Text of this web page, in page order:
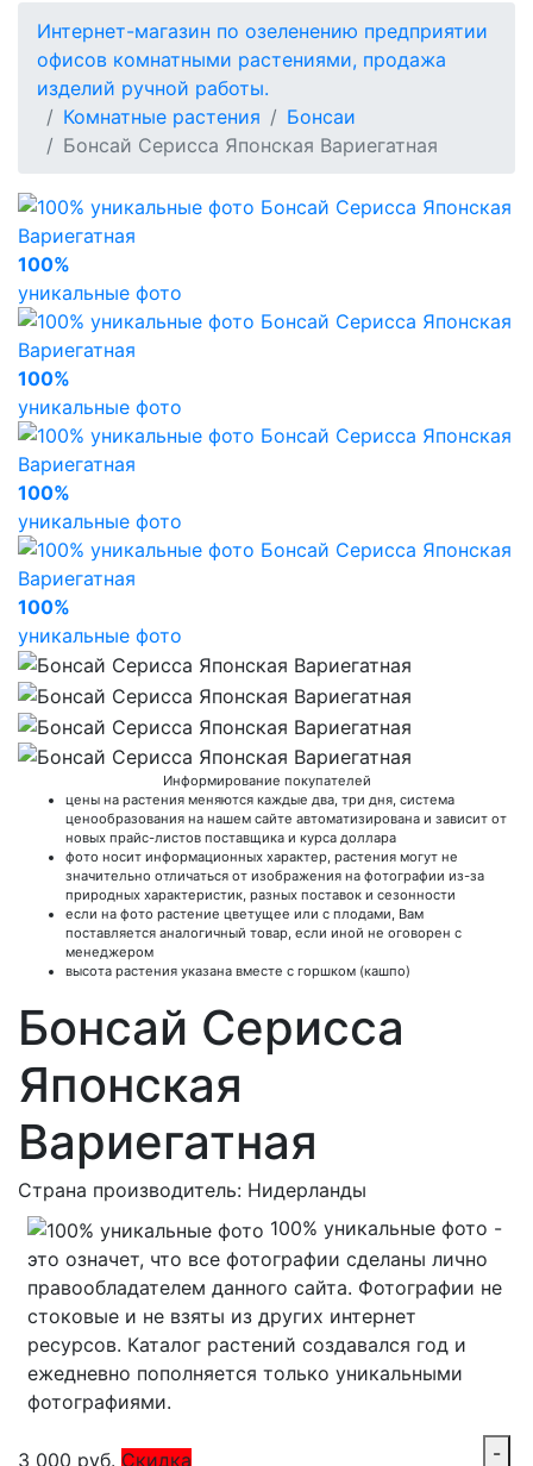
Интернет-магазин по озеленению предприятии
офисов комнатными растениями, продажа
изделий ручной работы.
Комнатные растения
Бонсаи
Бонсай Серисса Японская Вариегатная
100%
уникальные фото
100%
уникальные фото
100%
уникальные фото
100%
уникальные фото
Информирование покупателей
цены на растения меняются каждые два, три дня, система
ценообразования на нашем сайте автоматизирована и зависит от
новых прайс-листов поставщика и курса доллара
фото носит информационных характер, растения могут не
значительно отличаться от изображения на фотографии из-за
природных характеристик, разных поставок и сезонности
если на фото растение цветущее или с плодами, Вам
поставляется аналогичный товар, если иной не оговорен с
менеджером
высота растения указана вместе с горшком (кашпо)
Бонсай Серисса
Японская
Вариегатная
Страна производитель: Нидерланды
100% уникальные фото -
это означет, что все фотографии сделаны лично
правообладателем данного сайта. Фотографии не
стоковые и не взяты из других интернет
ресурсов. Каталог растений создавался год и
ежедневно пополняется только уникальными
фотографиями.
3 000 руб. Скидка
-